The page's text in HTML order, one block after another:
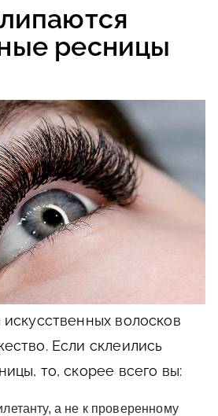
ресницы
волосков
Если склеились
то, скорее всего вы:
а не к проверенному